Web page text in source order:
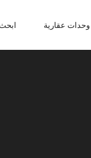
وحدات عقارية